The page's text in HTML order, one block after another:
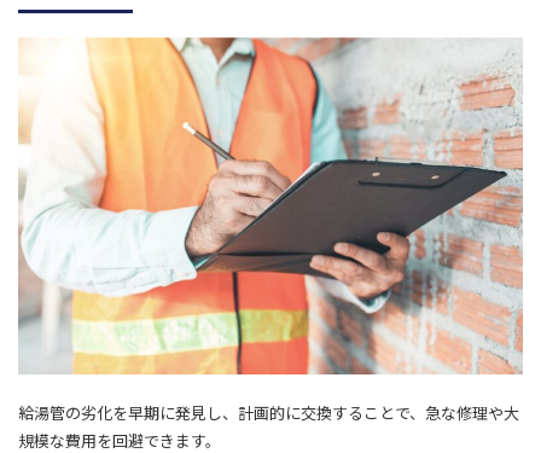
給湯管の劣化を早期に発見し、計画的に交換することで、急な修理や大
規模な費用を回避できます。